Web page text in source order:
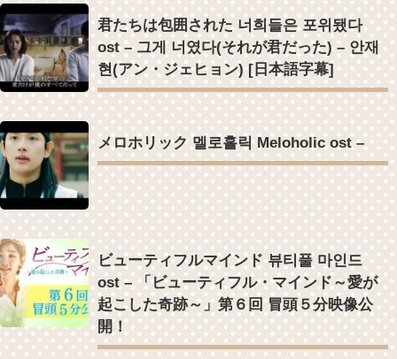
君たちは包囲された 너희들은 포위됐다
ost – 그게 너였다(それが君だった) – 안재
현(アン・ジェヒョン) [日本語字幕]
メロホリック 멜로홀릭 Meloholic ost –
ビューティフルマインド 뷰티풀 마인드
ost – 「ビューティフル・マインド～愛が
起こした奇跡～」第６回 冒頭５分映像公
開！